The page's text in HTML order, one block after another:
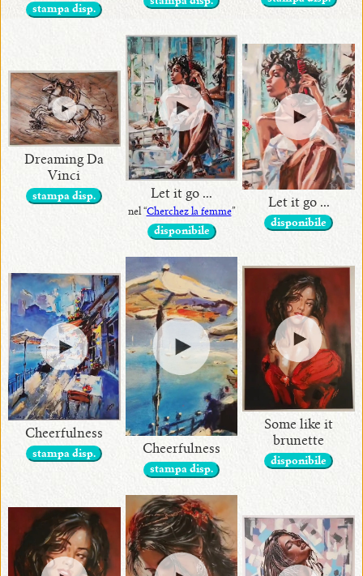
stampa disp.
Dreaming Da
Vinci
stampa disp. Let it go ...
nel “ Cherchez la femme”
disponibile
Let it go ...
disponibile
Cheerfulness
stampa disp. Cheerfulness
stampa disp.
Some like it
brunette
disponibile